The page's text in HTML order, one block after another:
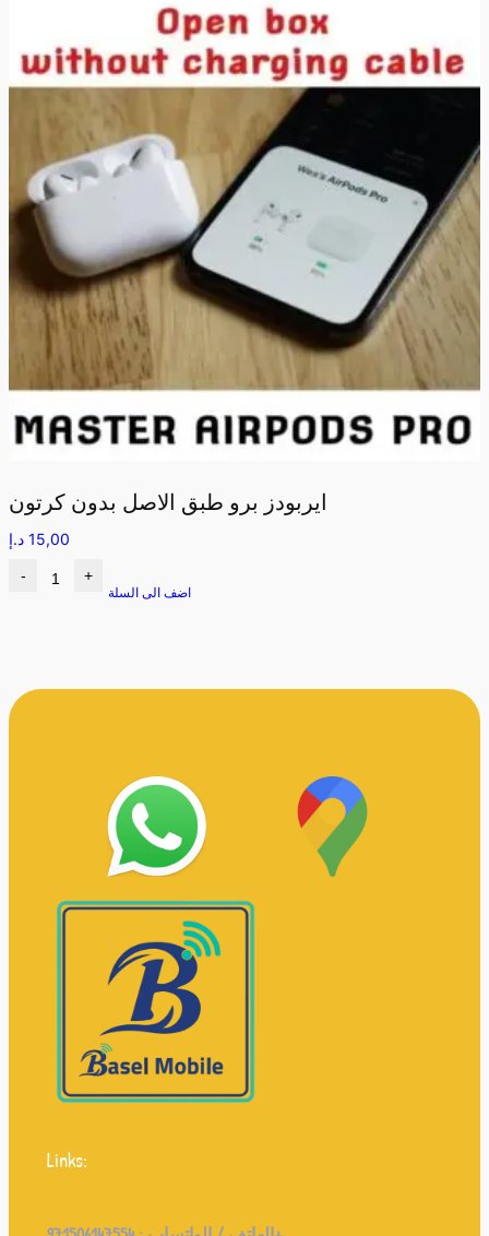
ايربودز برو طبق الاصل بدون كرتون
15,00 د.إ
- +
اضف الى السلة
Links: